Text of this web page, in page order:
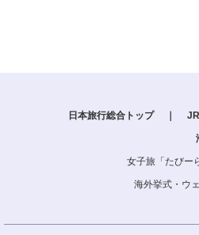
日本旅行総合トップ
女子旅「たびー
海外挙式・ウ